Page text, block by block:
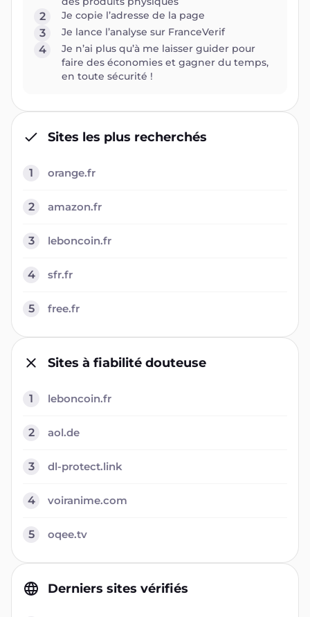
2 Je copie l’adresse de la page
3 Je lance l’analyse sur FranceVerif
4
Je n’ai plus qu’à me laisser guider pour
faire des économies et gagner du temps,
en toute sécurité !
Sites les plus recherchés
1 orange.fr
2 amazon.fr
3 leboncoin.fr
4 sfr.fr
5 free.fr
Sites à fiabilité douteuse
1 leboncoin.fr
2 aol.de
3 dl-protect.link
4 voiranime.com
5 oqee.tv
Derniers sites vérifiés